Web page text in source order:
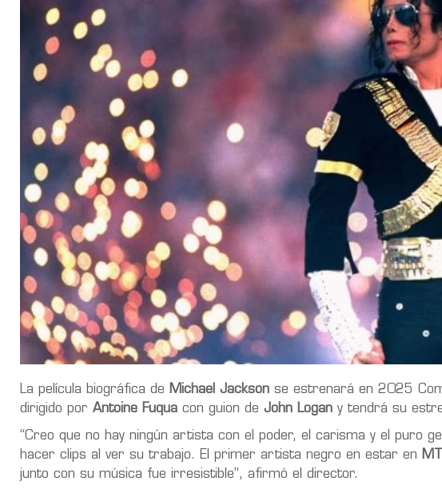
La película biográfica de Michael Jackson se estrenará en 2025
dirigido por Antoine Fuqua con guion de John Logan y tendrá su
“Creo que no hay ningún artista con el poder, el carisma y el puro
hacer clips al ver su trabajo. El primer artista negro en estar en
junto con su música fue irresistible”, afirmó el director.